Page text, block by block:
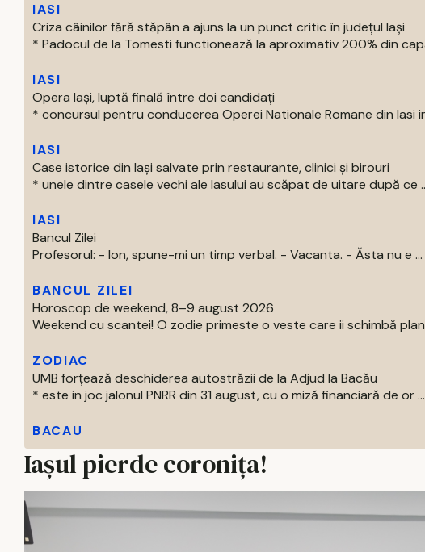
IASI
Criza câinilor fără stăpân a ajuns la un punct critic în județul Iași
* Padocul de la Tomesti functionează la aproximativ 200% din
IASI
Opera Iași, luptă finală între doi candidați
* concursul pentru conducerea Operei Nationale Romane din Iasi
IASI
Case istorice din Iași salvate prin restaurante, clinici și birouri
* unele dintre casele vechi ale Iasului au scăpat de uitare după ce
IASI
Bancul Zilei
Profesorul: - Ion, spune-mi un timp verbal. - Vacanta. - Ăsta nu e ...
BANCUL ZILEI
Horoscop de weekend, 8–9 august 2026
Weekend cu scantei! O zodie primeste o veste care ii schimbă
ZODIAC
UMB forțează deschiderea autostrăzii de la Adjud la Bacău
* este in joc jalonul PNRR din 31 august, cu o miză financiară de or ...
BACAU
Iașul pierde coronița!